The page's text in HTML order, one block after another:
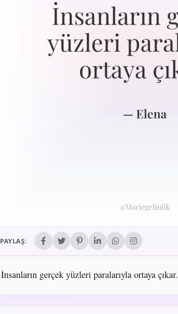
PAYLAŞ:
İnsanların gerçek yüzleri paralarıyla ortaya çıkar.